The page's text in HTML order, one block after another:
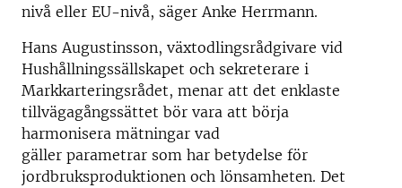
nivå eller EU-nivå, säger Anke Herrmann.
Hans Augustinsson, växtodlingsrådgivare vid
Hushållningssällskapet och sekreterare i
Markkarteringsrådet, menar att det enklaste
tillvägagångssättet bör vara att börja
harmonisera mätningar vad
gäller parametrar som har betydelse för
jordbruksproduktionen och lönsamheten. Det